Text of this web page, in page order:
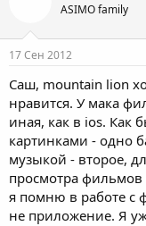
ASIMO family
17 Сен 2012
Саш, mountain lion
нравится. У мака
иная, как в ios. Как
картинками - одно
музыкой - второе,
просмотра фильмов
я помню в работе с
не приложение. Я